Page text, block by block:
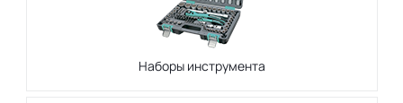
Наборы инструмента